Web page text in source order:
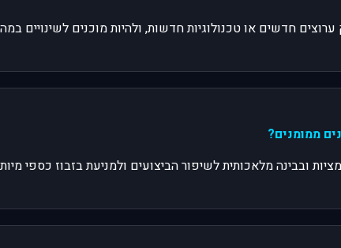
ובבינה מלאכותית לשיפור הביצועים ולמניעת בזבוז כספי